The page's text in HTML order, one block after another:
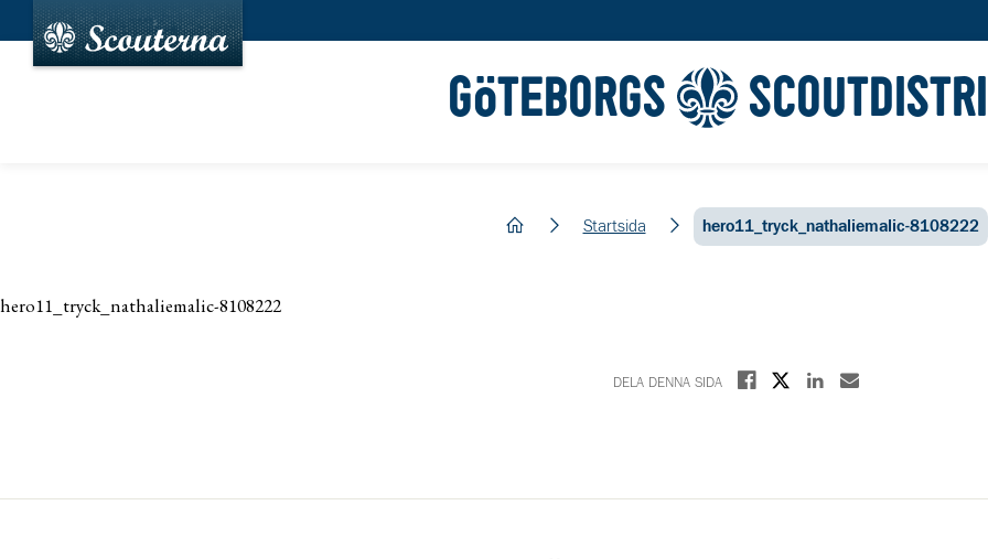
GÖTEBORGS
hem Startsida hero11_tryck_nathaliemalic-8108222
hero11_tryck_nathaliemalic-8108222
DELA DENNA SIDA Dela på Facebook
Dela på XDela på Linkedin
Dela med E-post